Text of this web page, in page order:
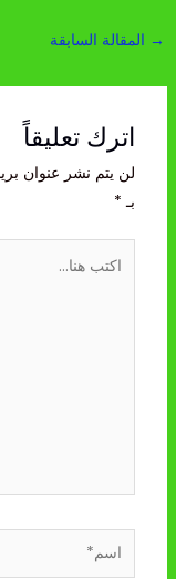
→ المقالة السابقة
اترك تعليقاً
لن يتم نشر عنوان
بـ *
اسم*